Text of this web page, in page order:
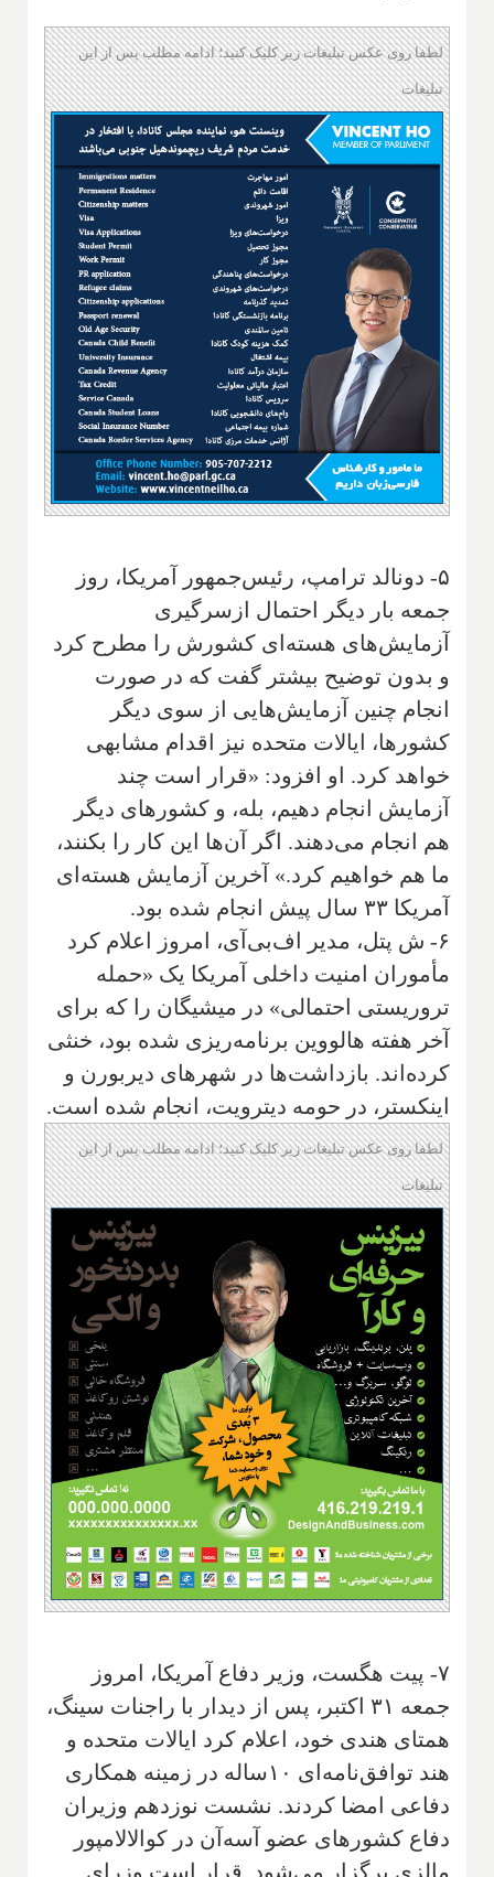
لطفا روی عکس تبلیغات زیر کلیک کنید؛ ادامه مطلب پس از این
تبلیغات
۵- دونالد ترامپ، رئیس‌جمهور آمریکا، روز
جمعه بار دیگر احتمال ازسرگیری
آزمایش‌های هسته‌ای کشورش را مطرح کرد
و بدون توضیح بیشتر گفت که در صورت
انجام چنین آزمایش‌هایی از سوی دیگر
کشورها، ایالات متحده نیز اقدام مشابهی
خواهد کرد. او افزود: «قرار است چند
آزمایش انجام دهیم، بله، و کشورهای دیگر
هم انجام می‌دهند. اگر آن‌ها این کار را بکنند،
ما هم خواهیم کرد.» آخرین آزمایش هسته‌ای
آمریکا ۳۳ سال پیش انجام شده بود.
۶- ش پتل، مدیر اف‌بی‌آی، امروز اعلام کرد
مأموران امنیت داخلی آمریکا یک «حمله
تروریستی احتمالی» در میشیگان را که برای
آخر هفته هالووین برنامه‌ریزی شده بود، خنثی
کرده‌اند. بازداشت‌ها در شهرهای دیربورن و
اینکستر، در حومه دیترویت، انجام شده است.
لطفا روی عکس تبلیغات زیر کلیک کنید؛ ادامه مطلب پس از این
تبلیغات
۷- پیت هگست، وزیر دفاع آمریکا، امروز
جمعه ۳۱ اکتبر، پس از دیدار با راجنات سینگ،
همتای هندی خود، اعلام کرد ایالات متحده و
هند توافق‌نامه‌ای ۱۰ساله در زمینه همکاری
دفاعی امضا کردند. نشست نوزدهم وزیران
دفاع کشورهای عضو آسه‌آن در کوالالامپور
مالزی برگزار می‌شود. قرار است وزرای